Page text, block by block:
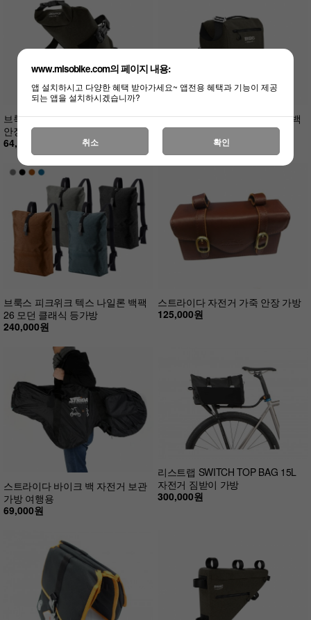
브룩스 스캐이프 새들 롤 백 자전거
안장가방
64,000원
브룩스 스캐이프 핸들바 컴팩트 백
자전거 핸들가방
브룩스 피크위크 텍스 나일론 백팩
26 모던 클래식 등가방
240,000원
스트라이다 자전거 가죽 안장 가방
125,000원
스트라이다 바이크 백 자전거 보관
가방 여행용
69,000원
리스트랩 SWITCH TOP BAG 15L
자전거 짐받이 가방
300,000원
www.misobike.com의 페이지 내용:
앱 설치하시고 다양한 혜택 받아가세요~ 앱전용 혜택과 기능이 제공
되는 앱을 설치하시겠습니까?
취소 확인